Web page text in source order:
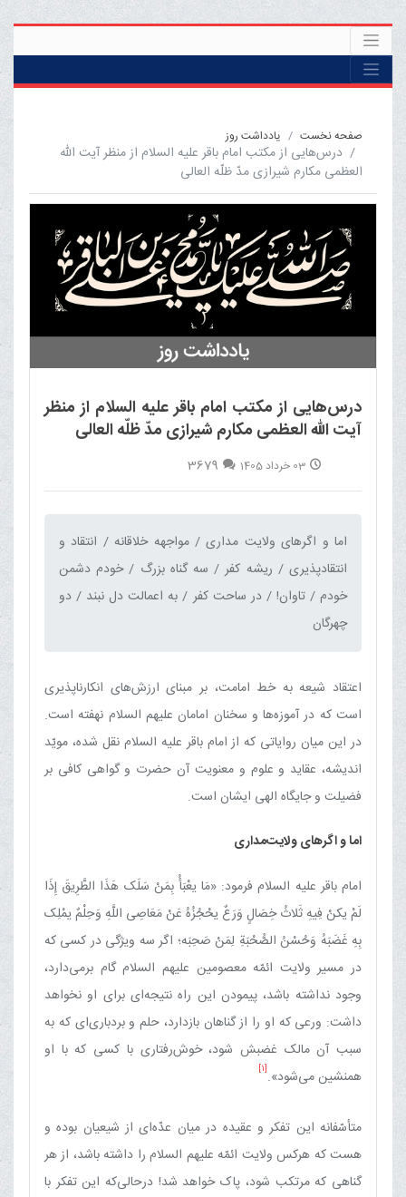
صفحه نخست یادداشت روز
درس‌هایی از مکتب امام باقر علیه السلام از منظر آیت الله
العظمی مکارم شیرازی مدّ ظلّه العالی
درس‌هایی از مکتب امام باقر علیه السلام از منظر
آیت الله العظمی مکارم شیرازی مدّ ظلّه العالی
03 خرداد 1405 3679
اما و اگرهای ولایت مداری / مواجهه خلاقانه / انتقاد و
انتقادپذیری / ریشه کفر / سه گناه بزرگ / خودم دشمن
خودم / تاوان! / در ساحت کفر / به اعمالت دل نبند / دو
چهرگان‌
اعتقاد شیعه به خط امامت، بر مبنای ارزش‌های انکارناپذیری
است که در آموزه‌ها و سخنان امامان علیهم السلام نهفته است.
در این میان روایاتی که از امام باقر علیه السلام نقل شده، مویّد
اندیشه، عقاید و علوم و معنویت آن حضرت و گواهی کافی بر
فضیلت و جایگاه الهی ایشان است.
اما و اگرهای ولایت‌مداری
امام باقر علیه السلام فرمود: «مَا یعْبَأُ بِمَنْ سَلَک هَذَا الطَّرِیقَ إِذَا
لَمْ یکنْ فِیهِ ثَلاثُ خِصَالٍ وَرَعٌ یحْجُزُهُ عَنْ مَعَاصِی اللَّهِ وَحِلْمٌ یمْلِک
بِهِ غَضَبَهُ وَحُسْنُ الصُّحْبَةِ لِمَنْ صَحِبَه؛ اگر سه ویژگی در کسی که
در مسیر ولایت ائمّه معصومین علیهم السلام گام برمی‌دارد،
وجود نداشته باشد، پیمودن این راه نتیجه‌ای برای او نخواهد
داشت: ورعی که او را از گناهان بازدارد، حلم و بردباری‌ای که به
سبب آن مالک غضبش شود، خوش‌رفتاری با کسی که با او
همنشین می‌شود».[1]
متأسّفانه این تفکر و عقیده در میان عدّه‌ای از شیعیان بوده و
هست که هرکس ولایت ائمّه علیهم السلام را داشته باشد، از هر
گناهی که مرتکب شود، پاک خواهد شد! درحالی‌که این تفکر با